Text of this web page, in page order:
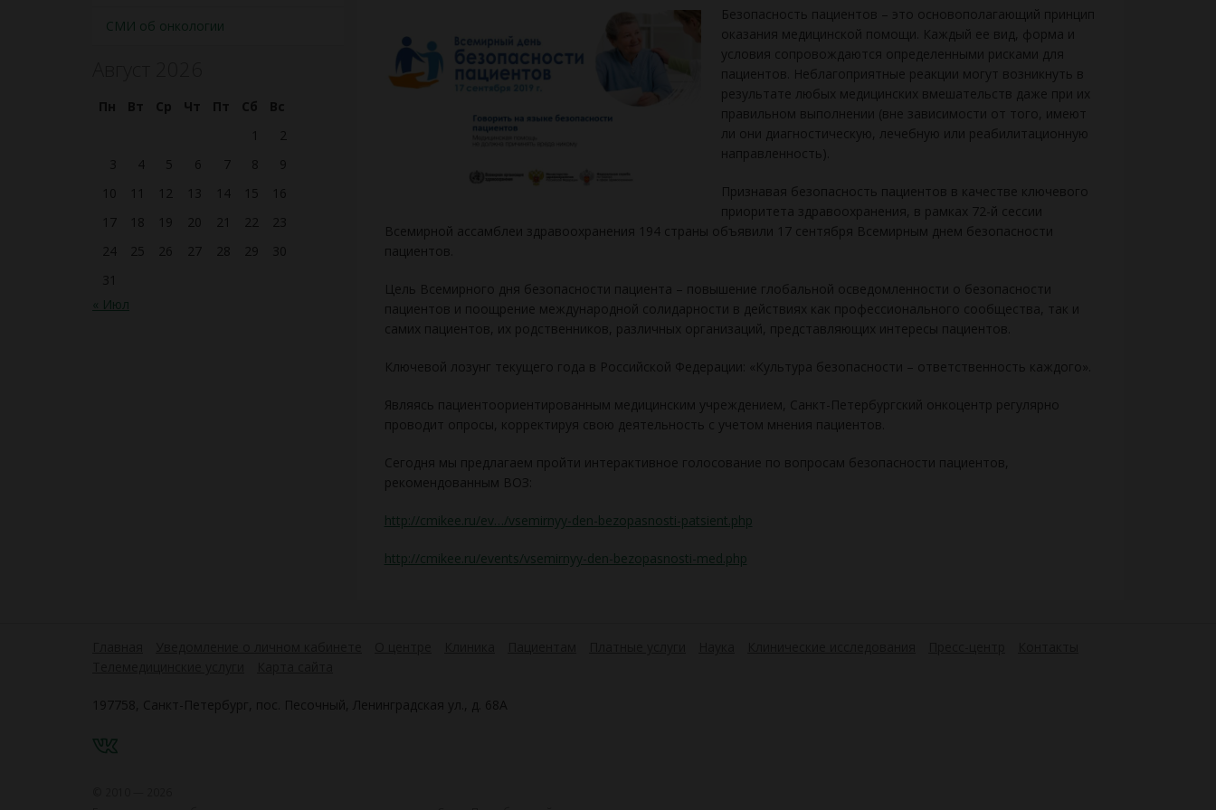
СМИ об онкологии
Пн Вт Ср Чт Пт Сб
Вс
1
2
3
4 5 6 7 8
9
10
11 12 13 14 15
16
17
18 19 20 21 22
23
24
25 26 27 28 29
30
31
« Июл
Безопасность пациентов – это основополагающий принцип
оказания медицинской помощи. Каждый ее вид, форма и
условия сопровождаются определенными рисками для
пациентов. Неблагоприятные реакции могут возникнуть в
результате любых медицинских вмешательств даже при их
правильном выполнении (вне зависимости от того, имеют
ли они диагностическую, лечебную или реабилитационную
направленность).
Признавая безопасность пациентов в качестве ключевого
приоритета здравоохранения, в рамках 72-й сессии
Всемирной ассамблеи здравоохранения 194 страны объявили 17 сентября Всемирным днем безопасности
пациентов.
Цель Всемирного дня безопасности пациента – повышение глобальной осведомленности о безопасности
пациентов и поощрение международной солидарности в действиях как профессионального сообщества, так и
самих пациентов, их родственников, различных организаций, представляющих интересы пациентов.
Ключевой лозунг текущего года в Российской Федерации: «Культура безопасности – ответственность каждого».
Являясь пациентоориентированным медицинским учреждением, Санкт-Петербургский онкоцентр регулярно
проводит опросы, корректируя свою деятельность с учетом мнения пациентов.
Сегодня мы предлагаем пройти интерактивное голосование по вопросам безопасности пациентов,
рекомендованным ВОЗ:
http://cmikee.ru/ev…/vsemirnyy-den-bezopasnosti-patsient.php
http://cmikee.ru/events/vsemirnyy-den-bezopasnosti-med.php
197758, Санкт-Петербург, пос. Песочный, Ленинградская ул., д. 68А